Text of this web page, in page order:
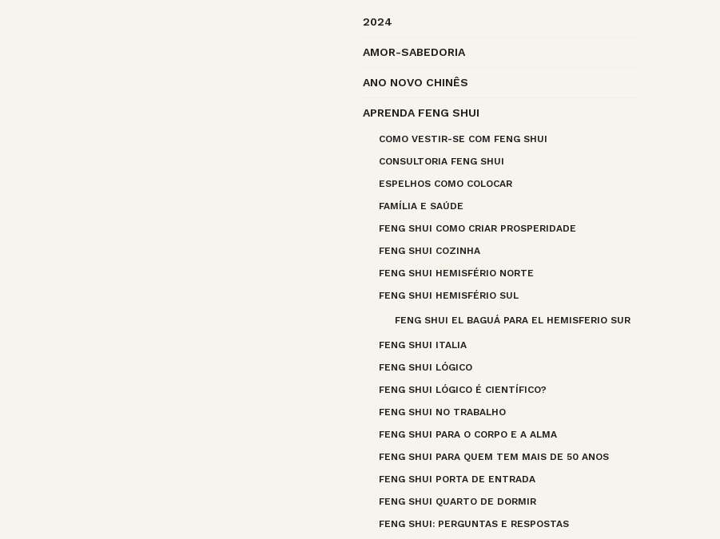
2024
AMOR-SABEDORIA
ANO NOVO CHINÊS
APRENDA FENG SHUI
COMO VESTIR-SE COM FENG SHUI
CONSULTORIA FENG SHUI
ESPELHOS COMO COLOCAR
FAMÍLIA E SAÚDE
FENG SHUI COMO CRIAR PROSPERIDADE
FENG SHUI COZINHA
FENG SHUI HEMISFÉRIO NORTE
FENG SHUI HEMISFÉRIO SUL
FENG SHUI EL BAGUÁ PARA EL HEMISFERIO SUR
FENG SHUI ITALIA
FENG SHUI LÓGICO
FENG SHUI LÓGICO É CIENTÍFICO?
FENG SHUI NO TRABALHO
FENG SHUI PARA O CORPO E A ALMA
FENG SHUI PARA QUEM TEM MAIS DE 50 ANOS
FENG SHUI PORTA DE ENTRADA
FENG SHUI QUARTO DE DORMIR
FENG SHUI: PERGUNTAS E RESPOSTAS